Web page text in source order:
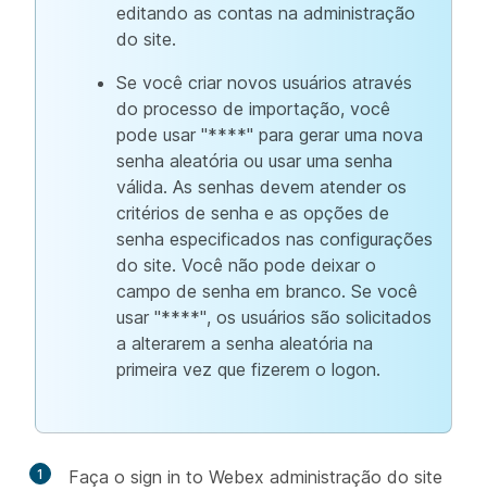
editando as contas na administração
do site.
Se você criar novos usuários através
do processo de importação, você
pode usar "****" para gerar uma nova
senha aleatória ou usar uma senha
válida. As senhas devem atender os
critérios de senha e as opções de
senha especificados nas configurações
do site. Você não pode deixar o
campo de senha em branco. Se você
usar "****", os usuários são solicitados
a alterarem a senha aleatória na
primeira vez que fizerem o logon.
1
Faça o sign in to Webex administração do site